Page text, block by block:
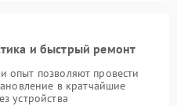
и быстрый ремонт
опыт позволяют провести
в кратчайшие
устройства